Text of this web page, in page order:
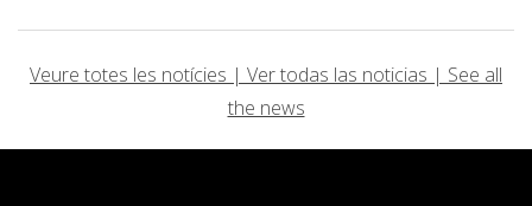
Veure totes les notícies | Ver todas las noticias | See all
the news